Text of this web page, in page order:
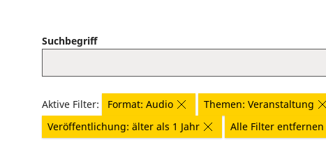
Suchbegriff
Aktive Filter: Format: Audio Themen: Veranstaltung
Veröffentlichung: älter als 1 Jahr
Alle Filter entfernen